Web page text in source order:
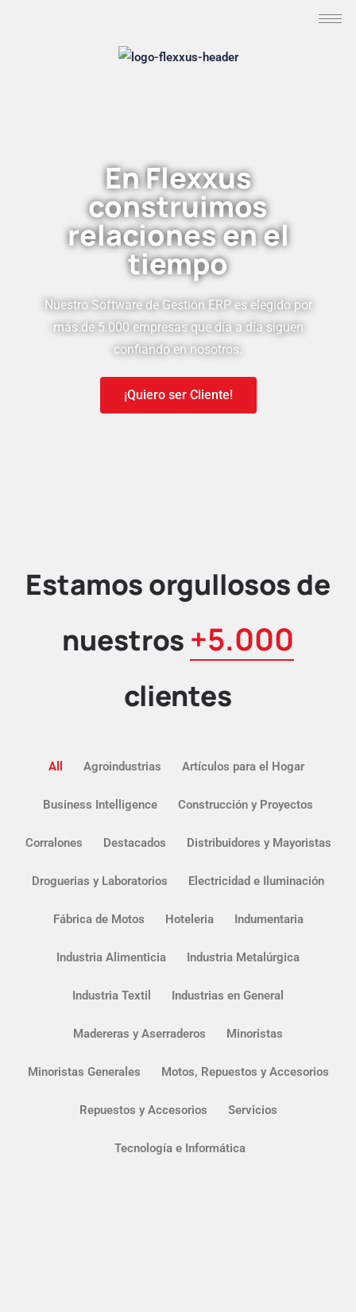
EnFlexxus
construimos
relaciones en el
tiempo
Nuestro Software de Gestión ERP es elegido por
más de 5.000 empresas que día a día siguen
confiando en nosotros.
¡Quiero ser Cliente!
Estamos orgullosos de
nuestros +5.000
clientes
All Agroindustrias Artículos para el Hogar
Business Intelligence Construcción y Proyectos
Corralones Destacados Distribuidores y Mayoristas
Droguerias y Laboratorios Electricidad e Iluminación
Fábrica de Motos Hoteleria Indumentaria
Industria Alimenticia Industria Metalúrgica
Industria Textil Industrias en General
Madereras y Aserraderos Minoristas
Minoristas Generales Motos, Repuestos y Accesorios
Repuestos y Accesorios Servicios
Tecnología e Informática